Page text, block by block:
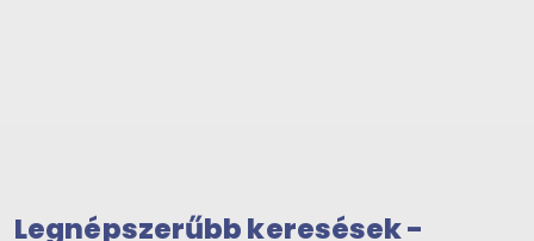
Legnépszerűbb keresések -